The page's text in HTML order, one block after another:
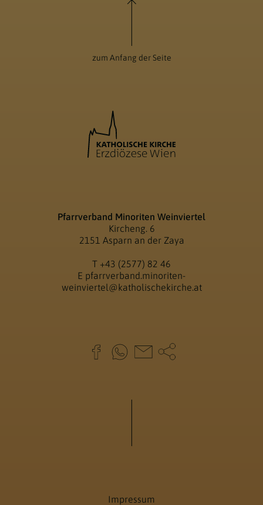
zum Anfang der Seite
Pfarrverband Minoriten Weinviertel
Kircheng. 6
2151 Asparn an der Zaya
T +43 (2577) 82 46
E pfarrverband.minoriten-
weinviertel@katholischekirche.at
Impressum